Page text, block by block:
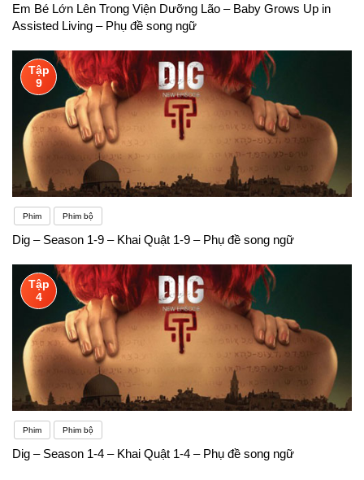
Em Bé Lớn Lên Trong Viện Dưỡng Lão – Baby Grows Up in
Assisted Living – Phụ đề song ngữ
Tập
9
Phim Phim bộ
Dig – Season 1-9 – Khai Quật 1-9 – Phụ đề song ngữ
Tập
4
Phim Phim bộ
Dig – Season 1-4 – Khai Quật 1-4 – Phụ đề song ngữ